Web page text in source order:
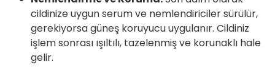
cildinize uygun serum ve nemlendiriciler sürülür,
gerekiyorsa güneş koruyucu uygulanır. Cildiniz
işlem sonrası ışıltılı, tazelenmiş ve korunaklı hale
gelir.